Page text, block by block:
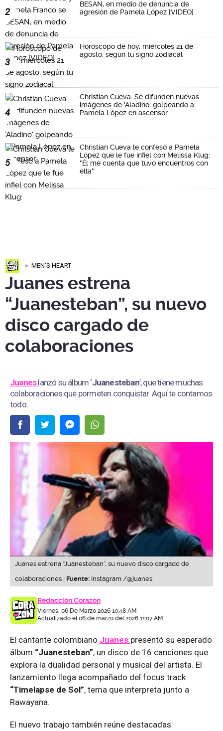
2
BESAN, en medio de denuncia de
agresión de Pamela López [VIDEO]
3
Horóscopo de hoy, miércoles 21 de
agosto, según tu signo zodiacal
4
Christian Cueva: Se difunden nuevas
imágenes de 'Aladino' golpeando a
Pamela López en ascensor
5
Christian Cueva le confesó a Pamela
López que le fue infiel con Melissa Klug:
"Él me cuenta que tuvo encuentros con
ella"
MEN'S HEART
Juanes estrena
“Juanesteban”, su nuevo
disco cargado de
colaboraciones
Juaneslanzó su álbum ‘Juanesteban’, que tiene muchas
colaboraciones que pormeten conquistar. Aquí te contamos
todo.
Juanes estrena “Juanesteban”, su nuevo disco cargado de
colaboraciones | Fuente: Instagram /@juanes
Redacción Corazón
Viernes, 06 De Marzo 2026 10:48 AM
Actualizado el 06 de marzo del 2026 11:07 AM
El cantante colombiano Juanes presentó su esperado
álbum “Juanesteban”, un disco de 16 canciones que
explora la dualidad personal y musical del artista. El
lanzamiento llega acompañado del focus track
“Timelapse de Sol”, tema que interpreta junto a
Rawayana.
El nuevo trabajo también reúne destacadas